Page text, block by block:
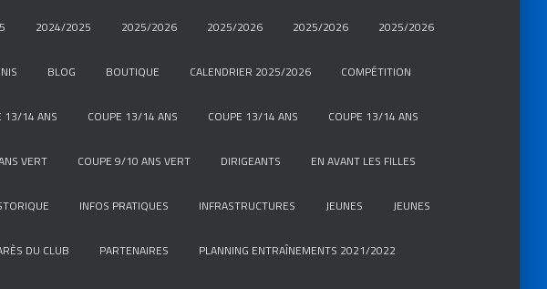
2024/2025 2025/2026 2025/2026 2025/2026 2025/2026
BLOG BOUTIQUE CALENDRIER 2025/2026 COMPÉTITION
13/14 ANS COUPE 13/14 ANS COUPE 13/14 ANS COUPE 13/14 ANS
VERT COUPE 9/10 ANS VERT DIRIGEANTS EN AVANT LES FILLES
INFOS PRATIQUES INFRASTRUCTURES JEUNES JEUNES
DU CLUB PARTENAIRES PLANNING ENTRAÎNEMENTS 2021/2022